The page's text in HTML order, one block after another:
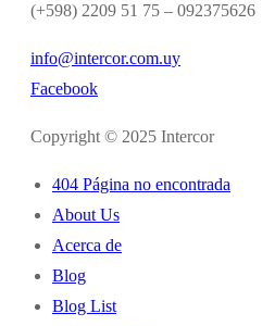
(+598) 2209 51 75 – 092375626
info@intercor.com.uy
Facebook
Copyright © 2025 Intercor
404 Página no encontrada
About Us
Acerca de
Blog
Blog List